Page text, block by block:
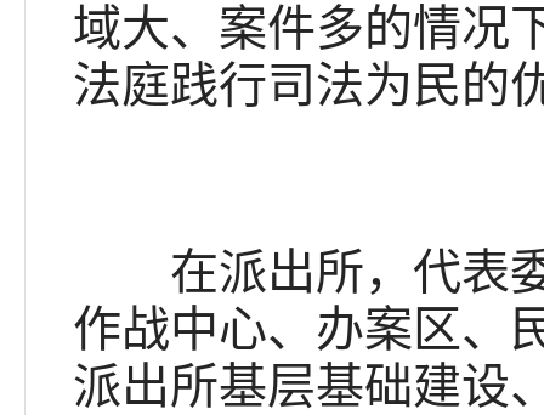
域大、案件多的情况
法庭践行司法为民的
在派出所，代表委
作战中心、办案区、
派出所基层基础建设